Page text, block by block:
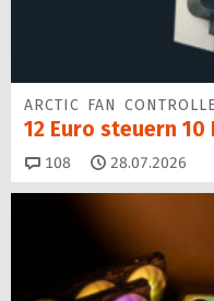
ARCTIC FAN
12 Euro steuern
108 Kommentare
28.07.2026